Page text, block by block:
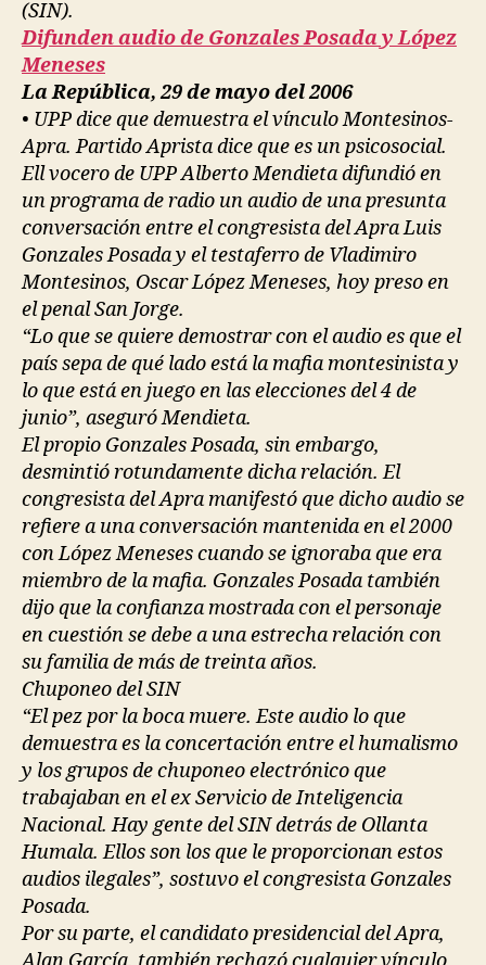
(SIN).
Difunden audio de Gonzales Posada y López
Meneses
La República, 29 de mayo del 2006
• UPP dice que demuestra el vínculo Montesinos-
Apra. Partido Aprista dice que es un psicosocial.
Ell vocero de UPP Alberto Mendieta difundió en
un programa de radio un audio de una presunta
conversación entre el congresista del Apra Luis
Gonzales Posada y el testaferro de Vladimiro
Montesinos, Oscar López Meneses, hoy preso en
el penal San Jorge.
“Lo que se quiere demostrar con el audio es que el
país sepa de qué lado está la mafia montesinista y
lo que está en juego en las elecciones del 4 de
junio”, aseguró Mendieta.
El propio Gonzales Posada, sin embargo,
desmintió rotundamente dicha relación. El
congresista del Apra manifestó que dicho audio se
refiere a una conversación mantenida en el 2000
con López Meneses cuando se ignoraba que era
miembro de la mafia. Gonzales Posada también
dijo que la confianza mostrada con el personaje
en cuestión se debe a una estrecha relación con
su familia de más de treinta años.
Chuponeo del SIN
“El pez por la boca muere. Este audio lo que
demuestra es la concertación entre el humalismo
y los grupos de chuponeo electrónico que
trabajaban en el ex Servicio de Inteligencia
Nacional. Hay gente del SIN detrás de Ollanta
Humala. Ellos son los que le proporcionan estos
audios ilegales”, sostuvo el congresista Gonzales
Posada.
Por su parte, el candidato presidencial del Apra,